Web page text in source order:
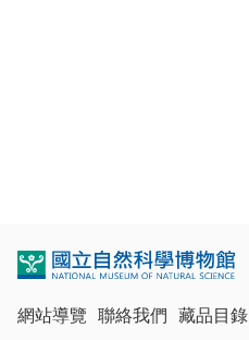
網站導覽 聯絡我們 藏品目錄